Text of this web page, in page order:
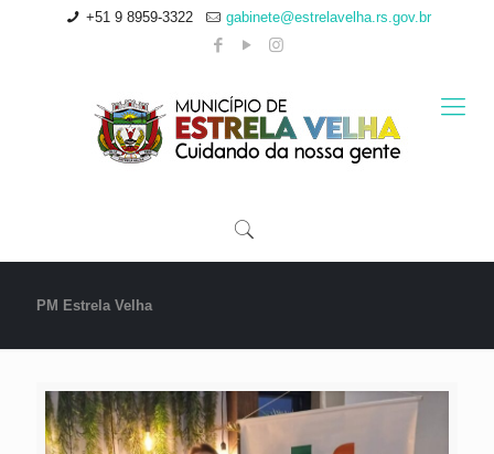
+51 9 8959-3322 gabinete@estrelavelha.rs.gov.br
PM Estrela Velha